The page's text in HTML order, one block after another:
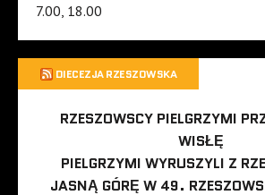
7.00, 18.00
DIECEZJA RZESZOWSKA
RZESZOWSCY PIELGRZYMI
WISŁĘ
PIELGRZYMI WYRUSZYLI Z
JASNĄ GÓRĘ W 49.